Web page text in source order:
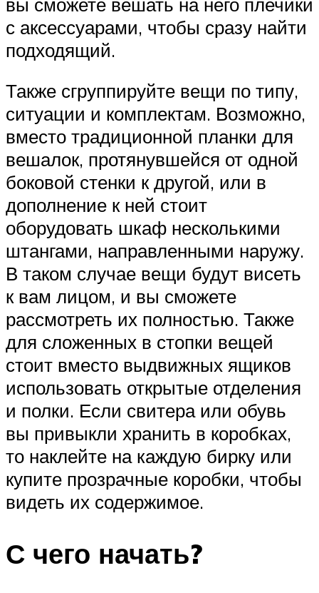
с аксессуарами, чтобы сразу найти
подходящий.
Также сгруппируйте вещи по типу,
ситуации и комплектам. Возможно,
вместо традиционной планки для
вешалок, протянувшейся от одной
боковой стенки к другой, или в
дополнение к ней стоит
оборудовать шкаф несколькими
штангами, направленными наружу.
В таком случае вещи будут висеть
к вам лицом, и вы сможете
рассмотреть их полностью. Также
для сложенных в стопки вещей
стоит вместо выдвижных ящиков
использовать открытые отделения
и полки. Если свитера или обувь
вы привыкли хранить в коробках,
то наклейте на каждую бирку или
купите прозрачные коробки, чтобы
видеть их содержимое.
С чего начать?